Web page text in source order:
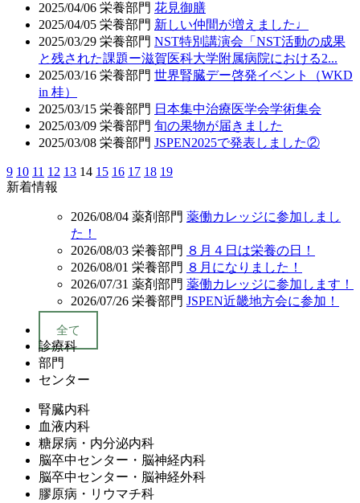
2025/04/06 栄養部門 花見御膳
2025/04/05 栄養部門 新しい仲間が増えました♩
2025/03/29 栄養部門 NST特別講演会「NST活動の成果
と残された課題ー滋賀医科大学附属病院における2...
2025/03/16 栄養部門 世界腎臓デー啓発イベント（WKD
in 桂）
2025/03/15 栄養部門 日本集中治療医学会学術集会
2025/03/09 栄養部門 旬の果物が届きました
2025/03/08 栄養部門 JSPEN2025で発表しました②
9 10 11 12 13 14 15 16 17 18 19
新着情報
2026/08/04 薬剤部門 薬働カレッジに参加しまし
た！
2026/08/03 栄養部門 ８月４日は栄養の日！
2026/08/01 栄養部門 ８月になりました！
2026/07/31 薬剤部門 薬働カレッジに参加します！
2026/07/26 栄養部門 JSPEN近畿地方会に参加！
全て
診療科
部門
センター
腎臓内科
血液内科
糖尿病・内分泌内科
脳卒中センター・脳神経内科
脳卒中センター・脳神経外科
膠原病・リウマチ科